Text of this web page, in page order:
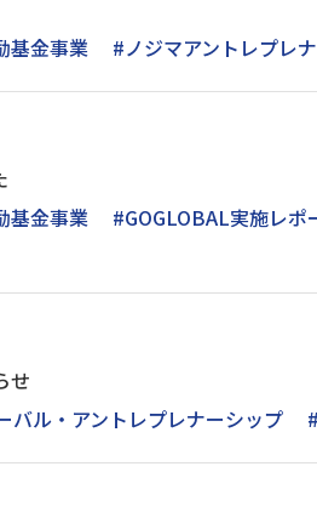
基金事業 #ノジマアントレプレ
基金事業
#GOGLOBAL実施レポ
せ
バル・アントレプレナーシップ